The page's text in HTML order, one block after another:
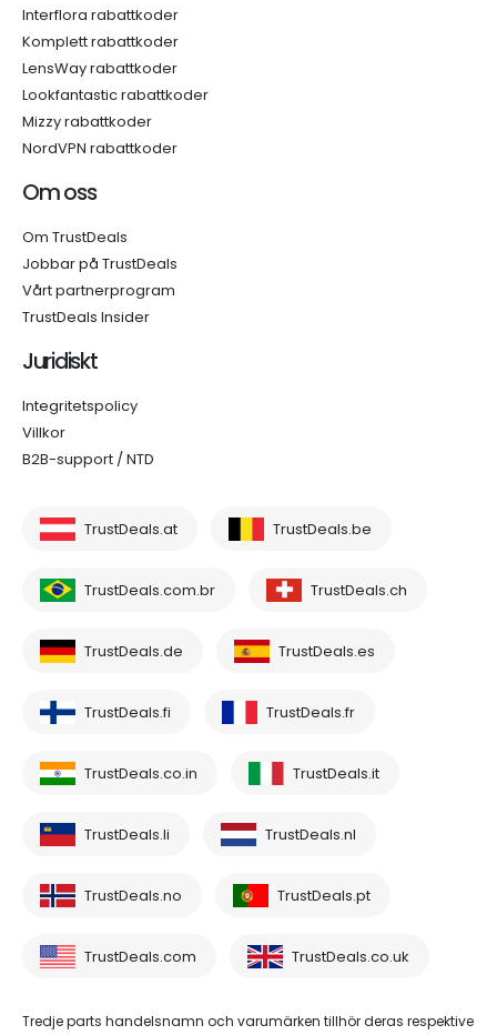
Interflora rabattkoder
Komplett rabattkoder
LensWay rabattkoder
Lookfantastic rabattkoder
Mizzy rabattkoder
NordVPN rabattkoder
Om oss
Om TrustDeals
Jobbar på TrustDeals
Vårt partnerprogram
TrustDeals Insider
Juridiskt
Integritetspolicy
Villkor
B2B-support / NTD
TrustDeals.at TrustDeals.be
TrustDeals.com.br TrustDeals.ch
TrustDeals.de TrustDeals.es
TrustDeals.fi TrustDeals.fr
TrustDeals.co.in TrustDeals.it
TrustDeals.li TrustDeals.nl
TrustDeals.no TrustDeals.pt
TrustDeals.com TrustDeals.co.uk
Tredje parts handelsnamn och varumärken tillhör deras respektive